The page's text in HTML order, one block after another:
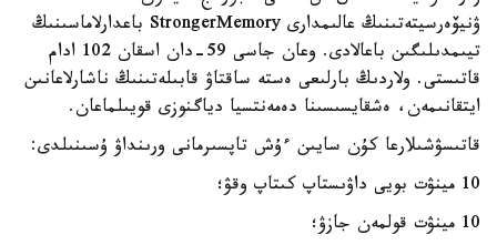
ۋنيۆەرسيتەتىنىڭ عالىمدارى StrongerMemory باعدارلاماسىنىڭ
تيىمدىلىگىن باعالادى. وعان جاسى 59-دان اسقان 102 ادام
قاتىستى. ولاردىڭ بارلىعى ەستە ساقتاۋ قابىلەتىنىڭ ناشارلاعانىن
ايتقانىمەن، ەشقايسىسىنا دەمەنتسيا دياگنوزى قويىلماعان.
قاتىسۋشىلارعا كۇن سايىن ءۇش تاپسىرمانى ورىنداۋ ۇسىنىلدى:
10 مينۋت بويى داۋىستاپ كىتاپ وقۋ؛
10 مينۋت قولمەن جازۋ؛